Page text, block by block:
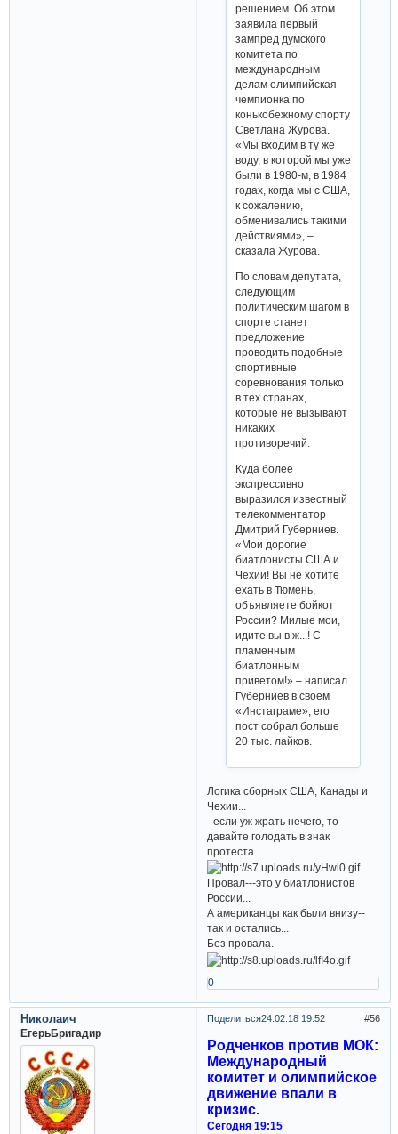
решением. Об этом
заявила первый
зампред думского
комитета по
международным
делам олимпийская
чемпионка по
конькобежному спорту
Светлана Журова.
«Мы входим в ту же
воду, в которой мы уже
были в 1980-м, в 1984
годах, когда мы с США,
к сожалению,
обменивались такими
действиями», –
сказала Журова.
По словам депутата,
следующим
политическим шагом в
спорте станет
предложение
проводить подобные
спортивные
соревнования только
в тех странах,
которые не вызывают
никаких
противоречий.
Куда более
экспрессивно
выразился известный
телекомментатор
Дмитрий Губерниев.
«Мои дорогие
биатлонисты США и
Чехии! Вы не хотите
ехать в Тюмень,
объявляете бойкот
России? Милые мои,
идите вы в ж...! С
пламенным
биатлонным
приветом!» – написал
Губерниев в своем
«Инстаграме», его
пост собрал больше
20 тыс. лайков.
Логика сборных США, Канады и
Чехии...
- если уж жрать нечего, то
давайте голодать в знак
протеста.
Провал---это у биатлонистов
России...
А американцы как были внизу--
так и остались...
Без провала.
0
Поделиться 56
24.02.18 19:52
Николаич
ЕгерьБригадир
Родченков против МОК:
Международный
комитет и олимпийское
движение впали в
кризис.
Сегодня 19:15